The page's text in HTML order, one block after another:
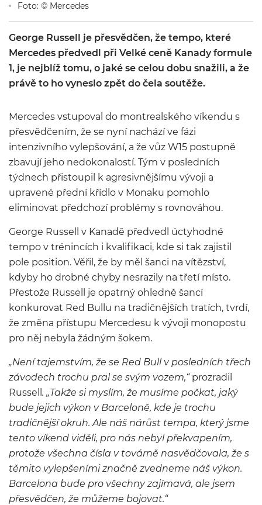
Foto: © Mercedes
George Russell je přesvědčen, že tempo, které
Mercedes předvedl při Velké ceně Kanady formule
1, je nejblíž tomu, o jaké se celou dobu snažili, a že
právě to ho vyneslo zpět do čela soutěže.
Mercedes vstupoval do montrealského víkendu s
přesvědčením, že se nyní nachází ve fázi
intenzivního vylepšování, a že vůz W15 postupně
zbavují jeho nedokonalostí. Tým v posledních
týdnech přistoupil k agresivnějšímu vývoji a
upravené přední křídlo v Monaku pomohlo
eliminovat předchozí problémy s rovnováhou.
George Russell v Kanadě předvedl úctyhodné
tempo v trénincích i kvalifikaci, kde si tak zajistil
pole position. Věřil, že by měl šanci na vítězství,
kdyby ho drobné chyby nesrazily na třetí místo.
Přestože Russell je opatrný ohledně šancí
konkurovat Red Bullu na tradičnějších tratích, tvrdí,
že změna přístupu Mercedesu k vývoji monopostu
pro něj nebyla žádným šokem.
„Není tajemstvím, že se Red Bull v posledních třech
závodech trochu pral se svým vozem,“prozradil
Russell . „Takže si myslím, že musíme počkat, jaký
bude jejich výkon v Barceloně, kde je trochu
tradičnější okruh. Ale náš nárůst tempa, který jsme
tento víkend viděli, pro nás nebyl překvapením,
protože všechna čísla v továrně nasvědčovala, že s
těmito vylepšeními značně zvedneme náš výkon.
Barcelona bude pro všechny zajímavá, ale jsem
přesvědčen, že můžeme bojovat.“